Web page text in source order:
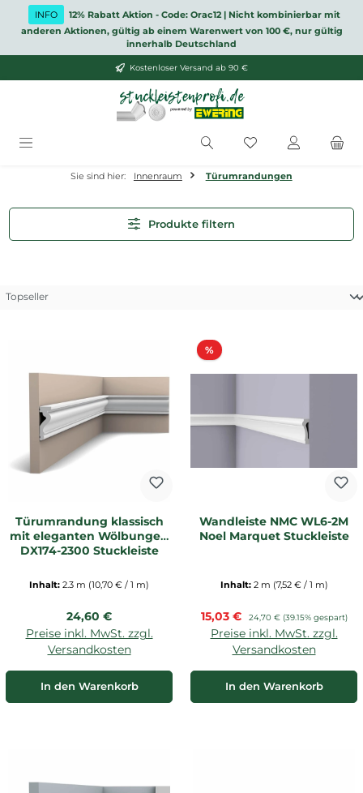
Zum Hauptinhalt springen
INFO
12% Rabatt Aktion - Code: Orac12 | Nicht kombinierbar mit
anderen Aktionen, gültig ab einem Warenwert von 100 €, nur gültig
innerhalb Deutschland
Kostenloser Versand ab 90 €
Du hast 0
Sie sind hier: Innenraum Türumrandungen
Produkte filtern
Türumrandung klassisch
mit eleganten Wölbungen
DX174-2300 Stuckleiste
Inhalt: 2.3 m (10,70 € / 1 m)
Regulärer Preis:
24,60 €
Preise inkl. MwSt. zzgl.
Versandkosten
In den Warenkorb
%Rabatt
Wandleiste NMC WL6-2M
Noel Marquet Stuckleiste
Inhalt: 2 m (7,52 € / 1 m)
Verkaufspreis:
15,03 € Regulärer Preis:
24,70 € (39.15% gespart)
Preise inkl. MwSt. zzgl.
Versandkosten
In den Warenkorb